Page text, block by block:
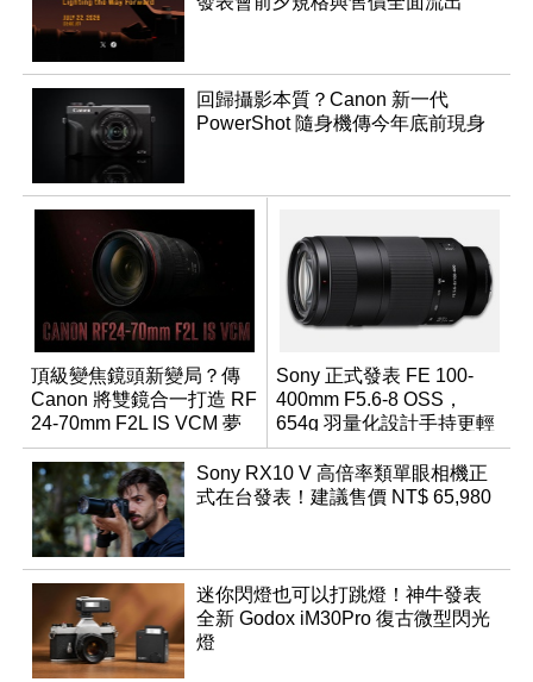
回歸攝影本質？Canon 新一代
PowerShot 隨身機傳今年底前現身
頂級變焦鏡頭新變局？傳
Canon 將雙鏡合一打造 RF
24-70mm F2L IS VCM 夢
幻規格
Sony 正式發表 FE 100-
400mm F5.6-8 OSS，
654g 羽量化設計手持更輕
鬆
Sony RX10 V 高倍率類單眼相機正
式在台發表！建議售價 NT$ 65,980
迷你閃燈也可以打跳燈！神牛發表
全新 Godox iM30Pro 復古微型閃光
燈